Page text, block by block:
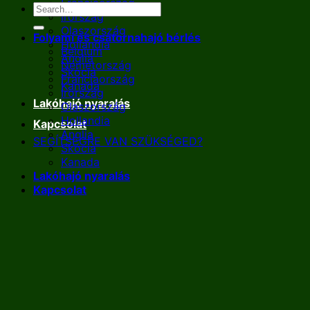
Franciaország
Írország
Olaszország
Hollandia
Anglia
Skócia
Kanada
Lakóhajó nyaralás
Kapcsolat
SEGÍTSÉGRE VAN SZÜKSÉGED?
Folyami és csatornahajó bérlés
Belgium
Németország
Franciaország
Írország
Olaszország
Hollandia
Anglia
Skócia
Kanada
Lakóhajó nyaralás
Kapcsolat